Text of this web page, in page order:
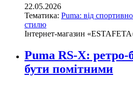
22.05.2026
Тематика: Puma: від
стилю
Інтернет-магазин
Puma RS-X: ретро-
бути помітними